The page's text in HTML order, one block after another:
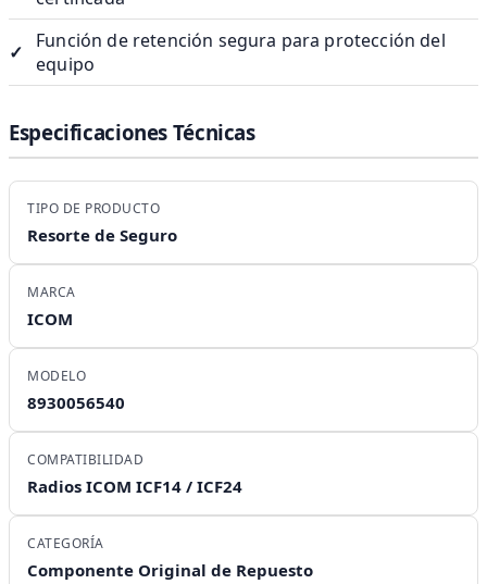
✓
Función de retención segura para protección del
equipo
Especificaciones Técnicas
TIPO DE PRODUCTO
Resorte de Seguro
MARCA
ICOM
MODELO
8930056540
COMPATIBILIDAD
Radios ICOM ICF14 / ICF24
CATEGORÍA
Componente Original de Repuesto